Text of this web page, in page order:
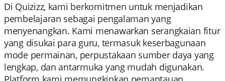
Di Quizizz, kami berkomitmen untuk menjadikan
pembelajaran sebagai pengalaman yang
menyenangkan. Kami menawarkan serangkaian fitur
yang disukai para guru, termasuk keserbagunaan
mode permainan, perpustakaan sumber daya yang
lengkap, dan antarmuka yang mudah digunakan.